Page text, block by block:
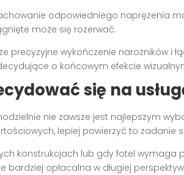
odpowiedniego naprężenia
może się rozerwać.
precyzyjne wykończenie narożników i
o końcowym efekcie
się na
nie zawsze jest najlepszym
lepiej powierzyć to zadanie
konstrukcjach lub gdy fotel wymaga
opłacalna w długiej